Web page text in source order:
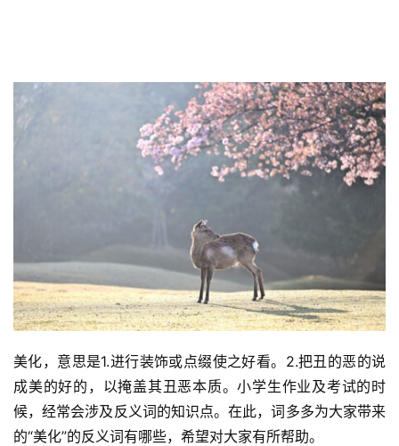
美化，意思是1.进行装饰或点缀使之好看。2.把丑的恶的说
成美的好的，以掩盖其丑恶本质。小学生作业及考试的时
候，经常会涉及反义词的知识点。在此，词多多为大家带来
的“美化”的反义词有哪些，希望对大家有所帮助。